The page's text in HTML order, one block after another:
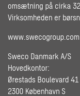
omsætning på cirka 32
Virksomheden er
www.swecogroup.com
Sweco Danmark A/S
Hovedkontor:
Ørestads Boulevard 41
2300 København S